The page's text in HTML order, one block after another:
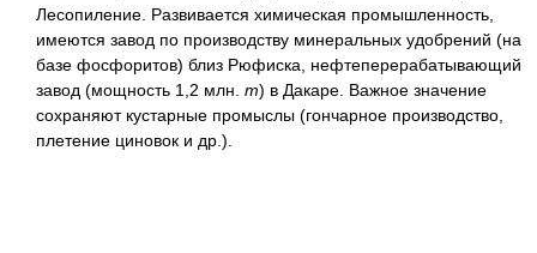
Лесопиление. Развивается химическая промышленность,
имеются завод по производству минеральных удобрений (на
базе фосфоритов) близ Рюфиска, нефтеперерабатывающий
завод (мощность 1,2 млн. т) в Дакаре. Важное значение
сохраняют кустарные промыслы (гончарное производство,
плетение циновок и др.).